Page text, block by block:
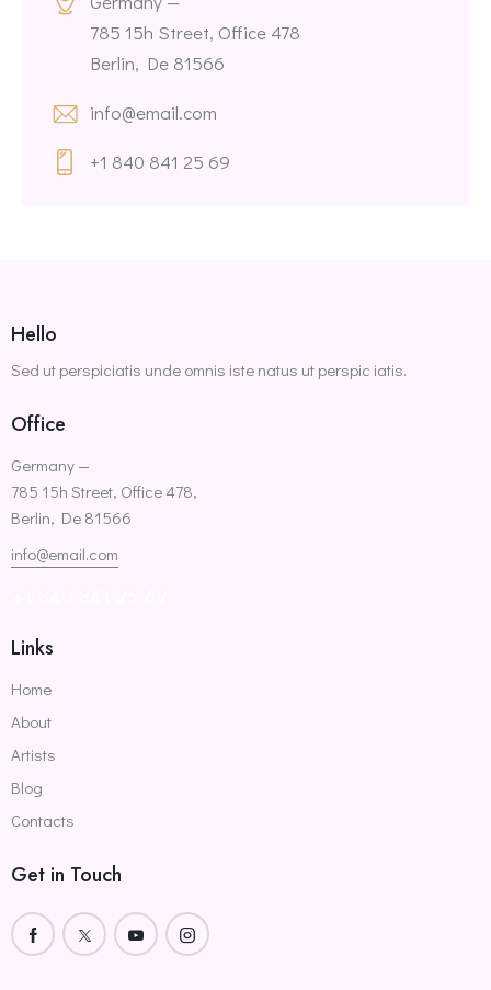
785 15h Street, Office 478
Berlin, De 81566
info@email.com
+1 840 841 25 69
Hello
Sed ut perspiciatis unde omnis iste natus ut perspic iatis.
Office
Germany —
785 15h Street, Office 478,
Berlin, De 81566
info@email.com
Links
Home
About
Artists
Blog
Contacts
Get in Touch